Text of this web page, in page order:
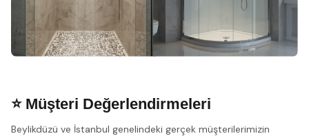
⭐ Müşteri Değerlendirmeleri
Beylikdüzü ve İstanbul genelindeki gerçek müşterilerimizin